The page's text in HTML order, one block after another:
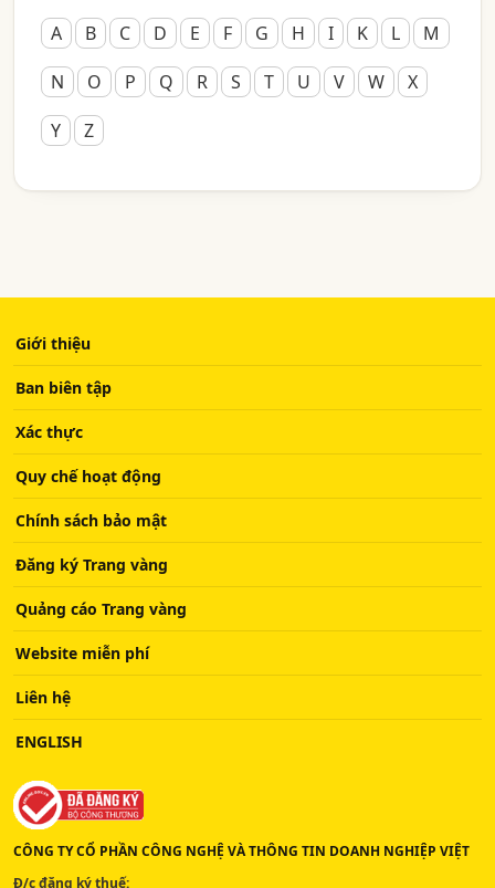
A B C D E F G H I K L
M
N
O P Q R S T U V W
X
Y
Z
Giới thiệu
Ban biên tập
Xác thực
Quy chế hoạt động
Chính sách bảo mật
Đăng ký Trang vàng
Quảng cáo Trang vàng
Website miễn phí
Liên hệ
ENGLISH
CÔNG TY CỔ PHẦN CÔNG NGHỆ VÀ THÔNG TIN DOANH NGHIỆP VIỆT
Đ/c đăng ký thuế: